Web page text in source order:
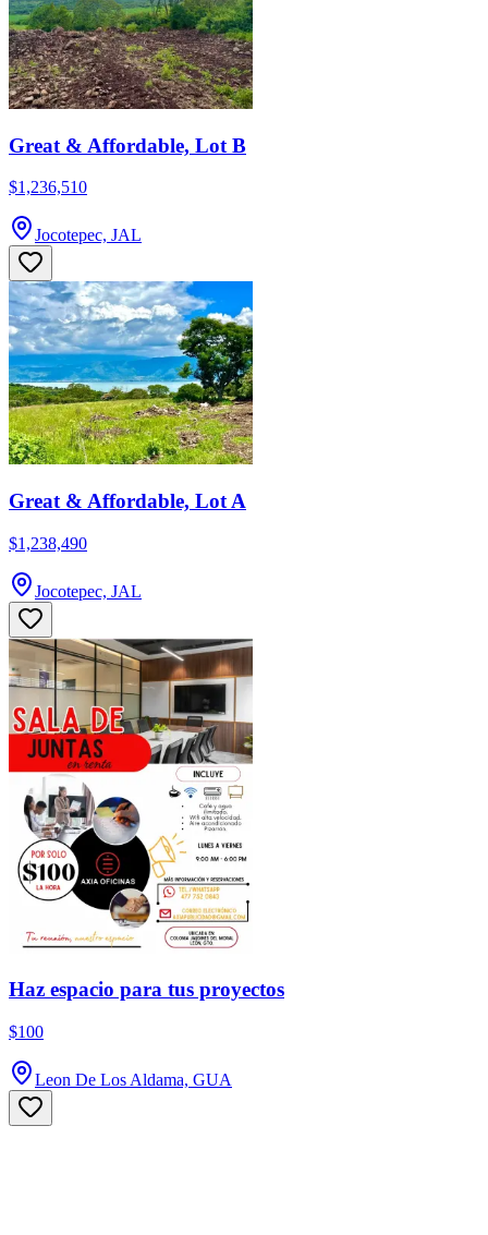
Great & Affordable, Lot B
$1,236,510
Jocotepec, JAL
Great & Affordable, Lot A
$1,238,490
Jocotepec, JAL
Haz espacio para tus proyectos
$100
Leon De Los Aldama, GUA